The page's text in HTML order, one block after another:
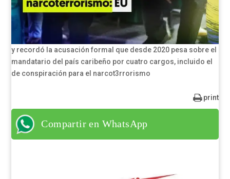
y recordó la acusación formal que desde 2020 pesa sobre el
mandatario del país caribeño por cuatro cargos, incluido el
de conspiración para el narcot3rrorismo
print
Compartir en WhatsApp